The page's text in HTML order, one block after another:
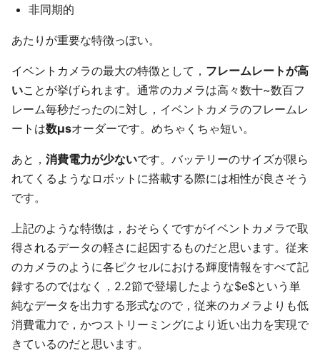
非同期的
あたりが重要な特徴っぽい。
イベントカメラの最大の特徴として， フレームレートが高
いことが挙げられます。通常のカメラは高々数十~数百フ
レーム毎秒だったのに対し，イベントカメラのフレームレ
ートは数μsオーダーです。めちゃくちゃ短い。
あと， 消費電力が少ないです。バッテリーのサイズが限ら
れてくるようなロボットに搭載する際には相性が良さそう
です。
上記のような特徴は，おそらくですがイベントカメラで取
得されるデータの軽さに起因するものだと思います。従来
のカメラのように各ピクセルにおける輝度情報をすべて記
録するのではなく，2.2節で登場したような$e$という単
純なデータを出力する形式なので，従来のカメラよりも低
消費電力で，かつストリーミングにより近い出力を実現で
きているのだと思います。